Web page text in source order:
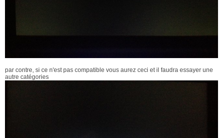
par contre, si ce n'est pas compatible vous aurez ceci et il faudra essayer une
autre catégories